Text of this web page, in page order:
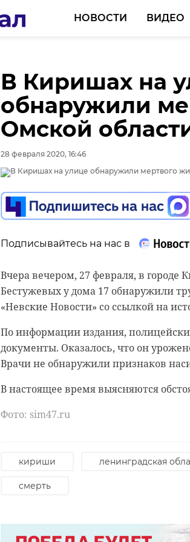
НОВОСТИ ВИДЕО
В Киришах на
обнаружили
Омской
28 февраля 2020, 16:46
Подписывайтесь на нас в
Вчера вечером, 27 февраля, в
Бестужевых у дома 17 обнаружили
«Невские Новости» со ссылкой на
По информации издания,
документы. Оказалось, что он
Врачи не обнаружили признаков
В настоящее время выясняются
Фото: sim47.ru
кириши ленинградская
смерть
0:00 / 0:00
В Белгородской
собаку
0:00 / 0:00
В Гатчинском
“особняк с
века